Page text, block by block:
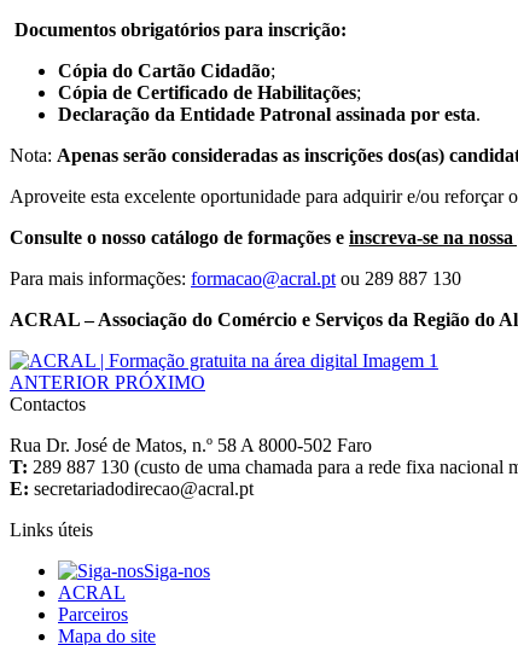
Documentos obrigatórios para inscrição:
Cópia do Cartão Cidadão;
Cópia de Certificado de Habilitações;
Declaração da Entidade Patronal assinada por esta.
Nota: Apenas serão consideradas as inscrições dos(as)
Aproveite esta excelente oportunidade para adquirir e/ou reforçar
Consulte o nosso catálogo de formações e inscreva-se na
Para mais informações:
ou 289 887 130
ACRAL – Associação do Comércio e Serviços da Região do
ANTERIOR PRÓXIMO
Contactos
Rua Dr. José de Matos, n.º 58 A 8000-502 Faro
T: 289 887 130 (custo de uma chamada para a rede fixa nacional
E:
Links úteis
Siga-nos
ACRAL
Parceiros
Mapa do site